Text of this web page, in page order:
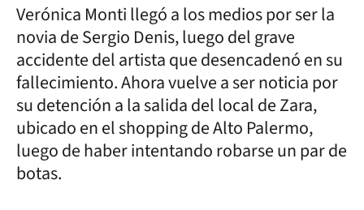
Verónica Monti llegó a los medios por ser la
novia de Sergio Denis, luego del grave
accidente del artista que desencadenó en su
fallecimiento. Ahora vuelve a ser noticia por
su detención a la salida del local de Zara,
ubicado en el shopping de Alto Palermo,
luego de haber intentando robarse un par de
botas.